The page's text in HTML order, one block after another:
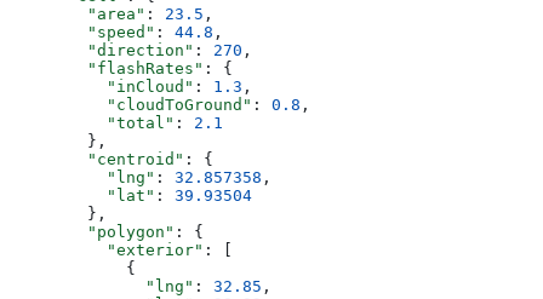
        "area"
: 23.5 ,
        "speed"
: 44.8 ,
        "direction"
: 270 ,
        "flashRates"
: {
          "inCloud"
: 1.3 ,
          "cloudToGround"
: 0.8 ,
          "total"
: 2.1
        },
        "centroid"
: {
          "lng"
: 32.857358 ,
          "lat"
: 39.93504
        },
        "polygon"
: {
          "exterior"
: [
            {
              "lng"
: 32.85 ,